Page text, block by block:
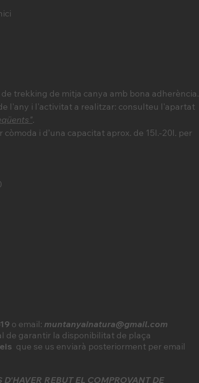
trekking de mitja canya amb bona adherència.
l'any i l'activitat a realitzar: consulteu l'apartat
.
i d’una capacitat aprox. de 15l.-20l. per
o email: muntanyainatura@gmail.com
de garantir la disponibilitat de plaça
que se us enviarà posteriorment per email
REBUT EL COMPROVANT DE